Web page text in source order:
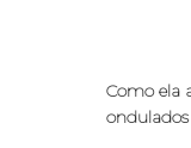
Como ela
ondulados